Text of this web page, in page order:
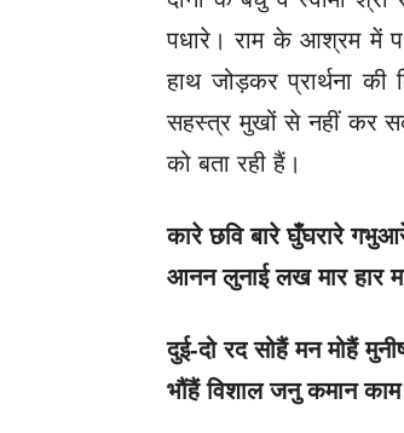
पधारे। राम के आश्रम में
हाथ जोड़कर प्रार्थना
सहस्त्र मुखों से नहीं कर
को बता रही हैं।
कारे छवि बारे घुँघरारे
आनन लुनाई लख मार हार
दुई-दो रद सोहैं मन मोहैं
भौंहैं विशाल जनु कमान काम